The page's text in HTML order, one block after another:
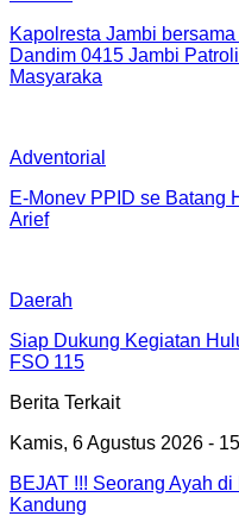
Kapolresta Jambi
Dandim 0415 Jambi
Masyaraka
Adventorial
E-Monev PPID se Batang
Arief
Daerah
Siap Dukung Kegiatan
FSO 115
Berita Terkait
Kamis, 6 Agustus 2026 -
BEJAT !!! Seorang Ayah
Kandung